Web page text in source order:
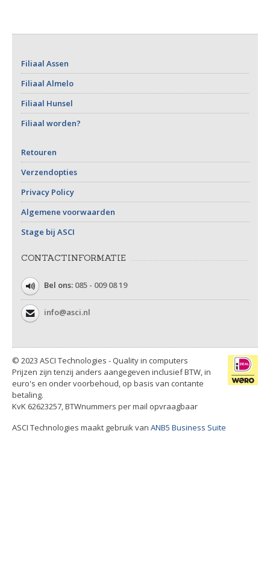
Filiaal Assen
Filiaal Almelo
Filiaal Hunsel
Filiaal worden?
Retouren
Verzendopties
Privacy Policy
Algemene voorwaarden
Stage bij ASCI
CONTACTINFORMATIE
Bel ons: 085 - 009 08 19
info@asci.nl
© 2023 ASCI Technologies - Quality in computers
Prijzen zijn tenzij anders aangegeven inclusief BTW, in
euro's en onder voorbehoud, op basis van contante
betaling.
KvK 62623257, BTWnummers per mail opvraagbaar
ASCI Technologies maakt gebruik van ANB5 Business Suite